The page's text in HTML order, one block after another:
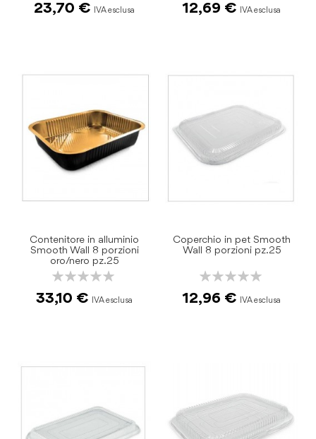
23,70 € 12,69 €
Contenitore in alluminio
Smooth Wall 8 porzioni
oro/nero pz.25
Rating:
33,10 €
Coperchio in pet Smooth
Wall 8 porzioni pz.25
Rating:
12,96 €